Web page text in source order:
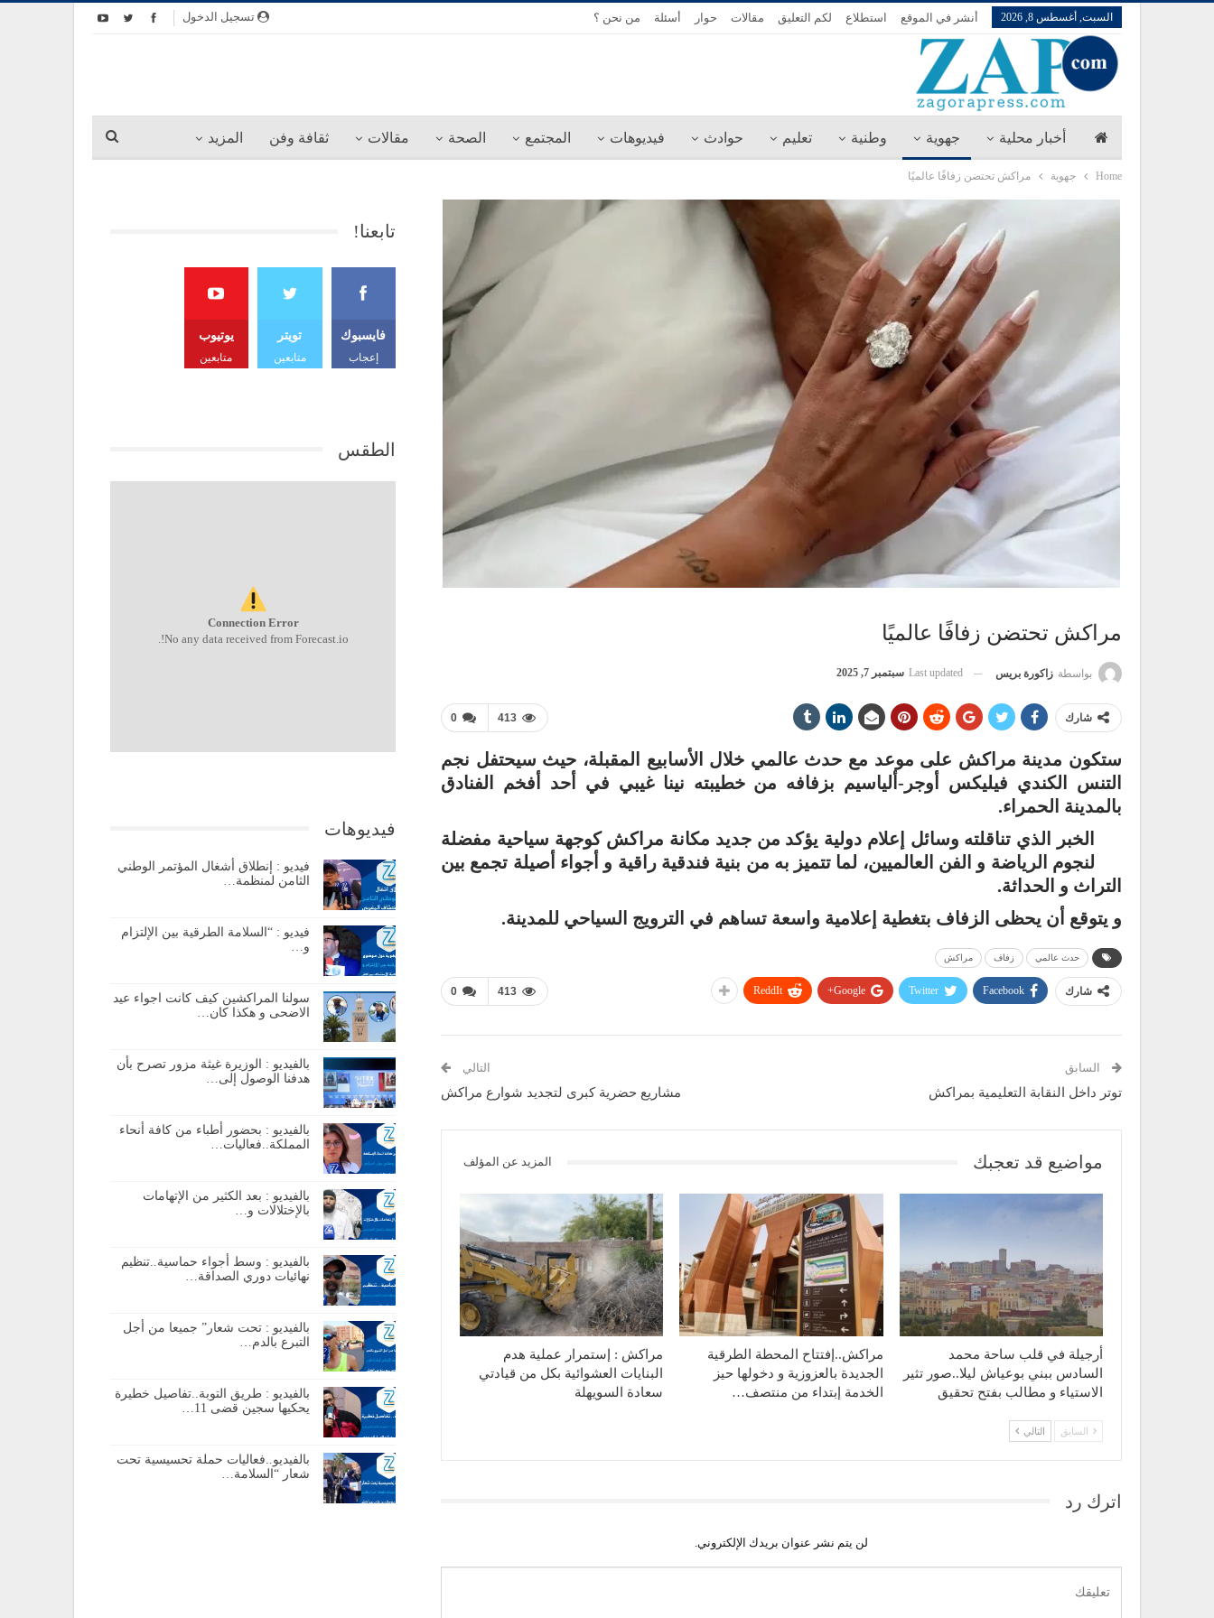
تسجيل الدخول السبت, أغسطس 8, 2026 أنشر في الموقع استطلاع لكم التعليق مقالات حوار أسئلة من نحن ؟
أخبار محلية جهوية وطنية تعليم حوادث فيديوهات المجتمع الصحة مقالات ثقافة وفن المزيد
Home جهوية مراكش تحتضن زفافًا عالميًا
مراكش تحتضن زفافًا عالميًا
بواسطة زاكورة بريس Last updated سبتمبر 7, 2025
0 413 شارك
ستكون مدينة مراكش على موعد مع حدث عالمي خلال الأسابيع المقبلة، حيث سيحتفل نجم
التنس الكندي فيليكس أوجر-ألياسيم بزفافه من خطيبته نينا غيبي في أحد أفخم الفنادق
بالمدينة الحمراء.
الخبر الذي تناقلته وسائل إعلام دولية يؤكد من جديد مكانة مراكش كوجهة سياحية مفضلة
لنجوم الرياضة و الفن العالميين، لما تتميز به من بنية فندقية راقية و أجواء أصيلة تجمع بين
التراث و الحداثة.
و يتوقع أن يحظى الزفاف بتغطية إعلامية واسعة تساهم في الترويج السياحي للمدينة.
حدث عالمي زفاف مراكش
0 413 شارك Facebook
Twitter
Google+
ReddIt
السابق
توتر داخل النقابة التعليمية بمراكش
التالي
مشاريع حضرية كبرى لتجديد شوارع مراكش
مواضيع قد تعجبك المزيد عن المؤلف
أرجيلة في قلب ساحة محمد
السادس ببني بوعياش ليلا..صور تثير
الاستياء و مطالب بفتح تحقيق
مراكش..إفتتاح المحطة الطرقية
الجديدة بالعزوزية و دخولها حيز
الخدمة إبتداء من منتصف…
مراكش : إستمرار عملية هدم
البنايات العشوائية بكل من قيادتي
سعادة السويهلة
السابق التالي
اترك رد
لن يتم نشر عنوان بريدك الإلكتروني.
تابعنا!
فايسبوك
إعجاب
تويتر
متابعين
يوتيوب
متابعين
الطقس
Connection Error
No any data received from Forecast.io!.
فيديوهات
فيديو : إنطلاق أشغال المؤتمر الوطني
الثامن لمنظمة…
فيديو : “السلامة الطرقية بين الإلتزام
و…
سولنا المراكشين كيف كانت اجواء عيد
الاضحى و هكذا كان…
بالفيديو : الوزيرة غيثة مزور تصرح بأن
هدفنا الوصول إلى…
بالفيديو : بحضور أطباء من كافة أنحاء
المملكة..فعاليات…
بالفيديو : بعد الكثير من الإتهامات
بالإختلالات و…
بالفيديو : وسط أجواء حماسية..تنظيم
نهائيات دوري الصداقة…
بالفيديو : تحت شعار” جميعا من أجل
التبرع بالدم…
بالفيديو : طريق التوبة..تفاصيل خطيرة
يحكيها سجين قضى 11…
بالفيديو..فعاليات حملة تحسيسية تحت
شعار “السلامة…